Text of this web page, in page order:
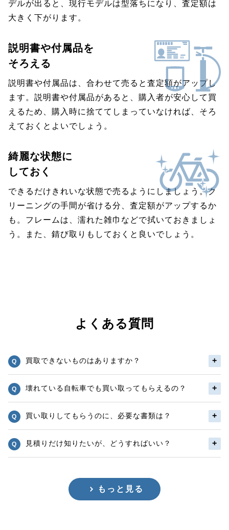
デルが出ると、現行モデルは型落ちになり、査定額は
大きく下がります。
説明書や付属品を
そろえる
説明書や付属品は、合わせて売ると査定額がアップし
ます。説明書や付属品があると、購入者が安心して買
えるため、購入時に捨ててしまっていなければ、そろ
えておくとよいでしょう。
綺麗な状態に
しておく
できるだけきれいな状態で売るようにしましょう。ク
リーニングの手間が省ける分、査定額がアップするか
も。フレームは、濡れた雑巾などで拭いておきましょ
う。また、錆び取りもしておくと良いでしょう。
よくある質問
買取できないものはありますか？
壊れている自転車でも買い取ってもらえるの？
買い取りしてもらうのに、必要な書類は？
見積りだけ知りたいが、どうすればいい？
もっと見る